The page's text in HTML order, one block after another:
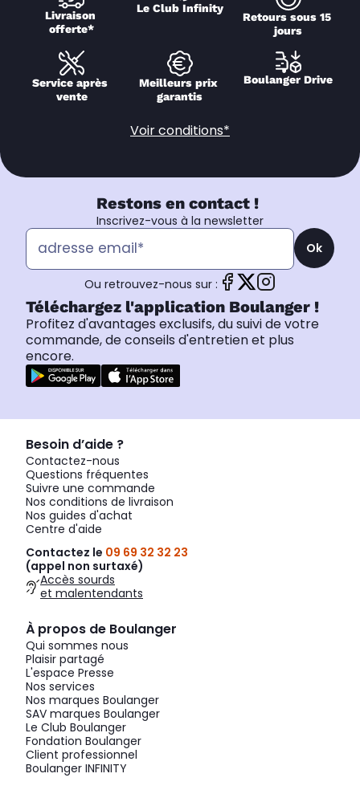
Livraison
offerte*
Le Club Infinity
Retours sous 15
jours
Service après
vente
Meilleurs prix
garantis
Boulanger Drive
Voir conditions*
Restons en contact !
Inscrivez-vous à la newsletter
Ok
Ou retrouvez-nous sur :
Téléchargez l'application Boulanger !
Profitez d'avantages exclusifs, du suivi de votre
commande, de conseils d'entretien et plus
encore.
Besoin d’aide ?
Contactez-nous
Questions fréquentes
Suivre une commande
Nos conditions de livraison
Nos guides d'achat
Centre d'aide
Contactez le 09 69 32 32 23
(appel non surtaxé)
Accès sourds
et malentendants
À propos de Boulanger
Qui sommes nous
Plaisir partagé
L'espace Presse
Nos services
Nos marques Boulanger
SAV marques Boulanger
Le Club Boulanger
Fondation Boulanger
Client professionnel
Boulanger INFINITY